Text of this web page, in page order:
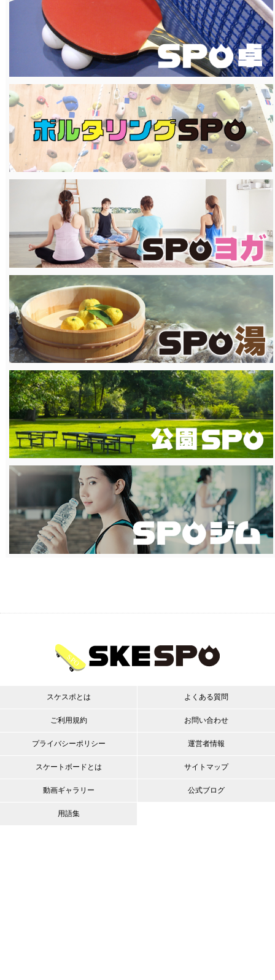
スケスポとは
ご利用規約
プライバシーポリシー
スケートボードとは
動画ギャラリー
用語集
よくある質問
お問い合わせ
運営者情報
サイトマップ
公式ブログ